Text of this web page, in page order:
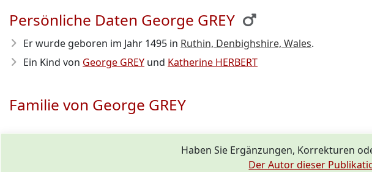
Persönliche Daten George GREY
Er wurde geboren im Jahr 1495 in Ruthin, Denbighshire, Wales.
Ein Kind von George GREY und Katherine HERBERT
Familie von George GREY
Haben Sie Ergänzungen, Korrekturen
Der Autor dieser